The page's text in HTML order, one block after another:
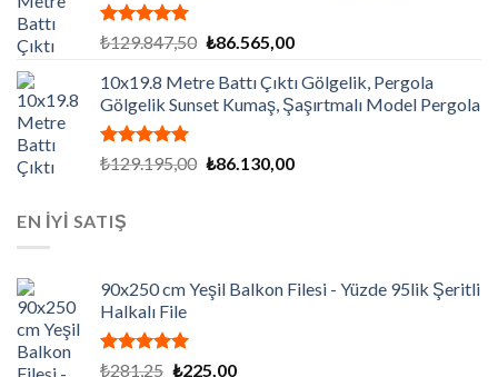
5 üzerinden
aldı
₺129.847,50 Orijinal
₺129.847,50.
₺86.565,00Şu
fiyat:
₺86.565,00.
10x19.8 Metre Battı Çıktı Gölgelik, Pergola
Gölgelik Sunset Kumaş, Şaşırtmalı Model Pergola
5 üzerinden
₺129.195,00 Orijinal
₺86.130,00Şu
EN İYİ SATIŞ
90x250 cm Yeşil Balkon Filesi - Yüzde 95lik Şeritli
Halkalı File
5 üzerinden
₺281,25 Orijinal
₺225,00Şu